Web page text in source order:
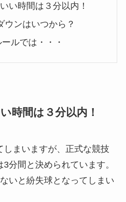
い時間は３分以内！
ウンはいつから？
ルでは・・・
時間は３分以内！
まいますが、正式な競技
分間と決められています。
いと​紛失球となってしまい